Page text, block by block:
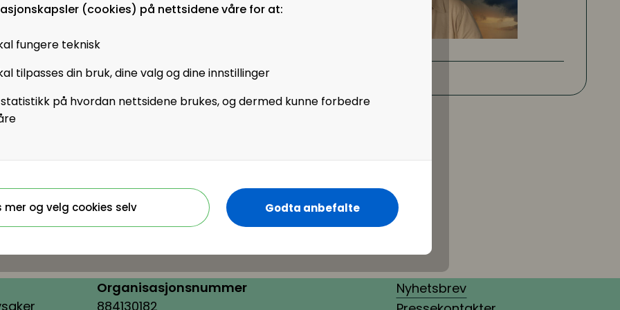
(cookies) på nettsidene våre for at:
fungere teknisk
tilpasses din bruk, dine valg og dine innstillinger
på hvordan nettsidene brukes, og dermed kunne forbedre
mer og velg cookies selv Godta anbefalte
er DU når
, utfordrer oss til å
neste store
forskning utfordrer
aldri tenker over.
og deres
kritiske
se komme?
Organisasjonsnummer
884130182
Nyhetsbrev